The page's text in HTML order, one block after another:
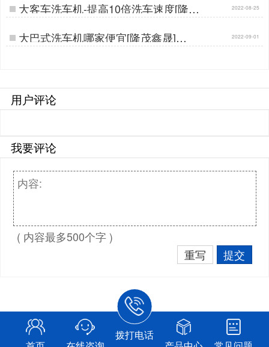
大客车洗车机-提高10倍洗车速度[隆茂
鑫晟]…
2022-08-25
大巴式洗车机哪家便宜[隆茂鑫晟]… 2022-09-01
用户评论
我要评论
( 内容最多500个字 )
重写
提交
拨打电话